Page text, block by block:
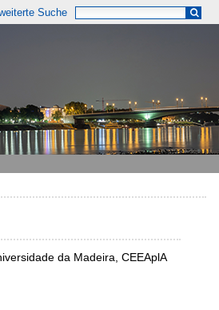
Suche
da Madeira, CEEAplA